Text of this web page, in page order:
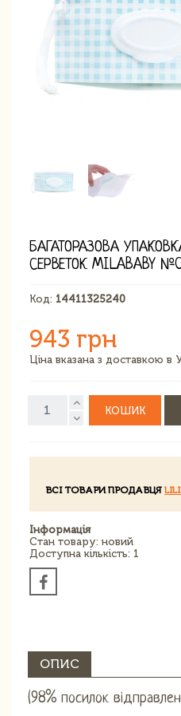
БАГАТОРАЗОВА
СЕРВЕТОК MILABABY
Код: 14411325240
943 грн
Ціна вказана з доставкою в
КОШИК
ВСІ ТОВАРИ ПРОДАВЦЯ
Інформація
Стан товару: новий
Доступна кількість: 1
ОПИС
(98% посилок